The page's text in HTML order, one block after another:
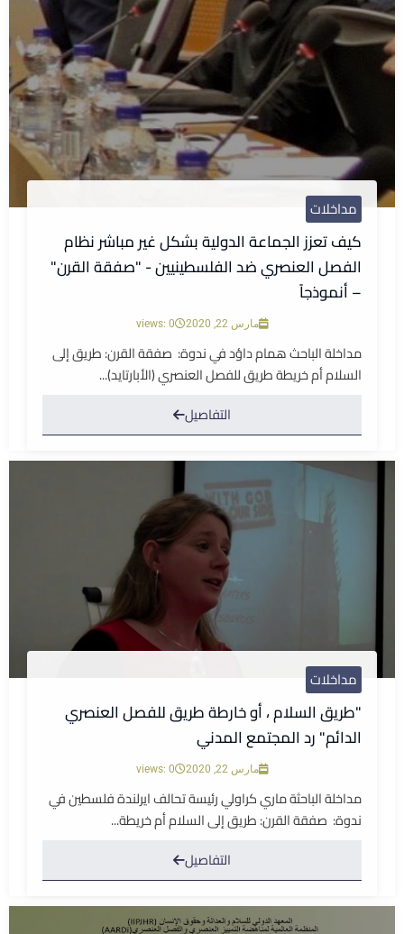
مداخلات
كيف تعزز الجماعة الدولية بشكل غير مباشر نظام
الفصل العنصري ضد الفلسطينيين - "صفقة القرن"
– أنموذجاً
مارس 22, 2020 views: 0
مداخلة الباحث همام داؤد في ندوة: صفقة القرن: طريق إلى
السلام أم خريطة طريق للفصل العنصري (الأبارتايد)...
التفاصيل
مداخلات
"طريق السلام ، أو خارطة طريق للفصل العنصري
الدائم" رد المجتمع المدني
مارس 22, 2020 views: 0
مداخلة الباحثة ماري كراولي رئيسة تحالف ايرلندة فلسطين في
ندوة: صفقة القرن: طريق إلى السلام أم خريطة...
التفاصيل